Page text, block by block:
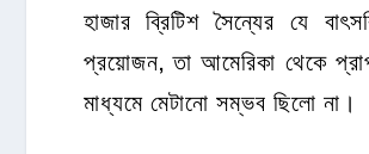
হাজার ব্রিটিশ সৈন্যের যে
প্রয়োজন, তা আমেরিকা থেকে
মাধ্যমে মেটানো সম্ভব ছিলো না।